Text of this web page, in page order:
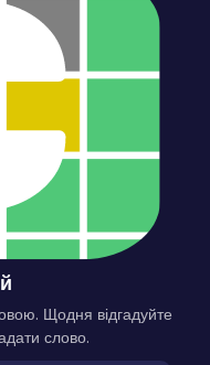
Щодня відгадуйте
слово.